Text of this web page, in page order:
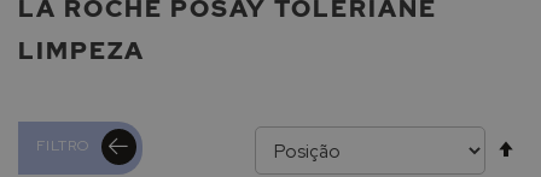
LA ROCHE POSAY TOLERIANE
LIMPEZA
FILTRO